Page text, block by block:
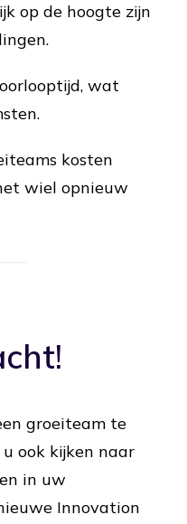
op de hoogte zijn
wat
kosten
wiel opnieuw
groeiteam te
ook kijken naar
in uw
Innovation